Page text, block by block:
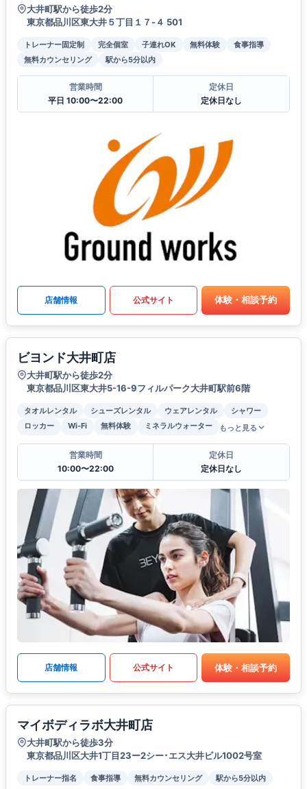
大井町駅から徒歩2分
東京都品川区東大井５丁目１７-４ 501
トレーナー固定制 完全個室 子連れOK 無料体験
食事指導
無料カウンセリング
駅から5分以内
営業時間
平日 10:00〜22:00
定休日
定休日なし
店舗情報 公式サイト 体験・相談予約
ビヨンド大井町店
大井町駅から徒歩2分
東京都品川区東大井5-16-9フィルパーク大井町駅前6階
タオルレンタル シューズレンタル ウェアレンタル
シャワー
ロッカー
Wi-Fi 無料体験 ミネラルウォーター もっと見る
営業時間
10:00〜22:00
定休日
定休日なし
店舗情報 公式サイト 体験・相談予約
マイボディラボ大井町店
大井町駅から徒歩3分
東京都品川区大井1丁目23ー2シー･エス大井ビル1002号室
トレーナー指名 食事指導 無料カウンセリング 駅から5分以内